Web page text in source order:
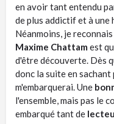
en avoir tant entendu
de plus addictif et à
Néanmoins, je
Maxime Chattam est
d'être découverte. Dès
donc la suite en
m'embarquerai. Une
l'ensemble, mais pas le
embarqué tant de